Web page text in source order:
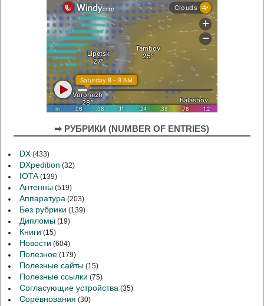
➡ РУБРИКИ (NUMBER OF ENTRIES)
DX (433)
DXpedition (32)
IOTA(139)
Антенны (519)
Аппаратура (203)
Без рубрики (139)
Дипломы (19)
Книги (15)
Новости (604)
Полезное (179)
Полезные сайты (15)
Полезные ссылки (75)
Согласующие устройства (35)
Соревнования (30)